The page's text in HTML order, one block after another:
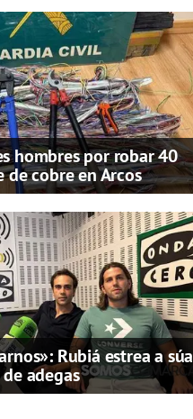
hombres por robar 40
de cobre en Arcos
Rubiá estrea a súa
adegas